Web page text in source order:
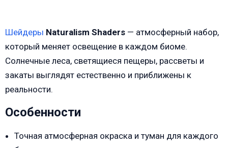
Шейдеры Naturalism Shaders — атмосферный набор,
который меняет освещение в каждом биоме.
Солнечные леса, светящиеся пещеры, рассветы и
закаты выглядят естественно и приближены к
реальности.
Особенности
Точная атмосферная окраска и туман для каждого